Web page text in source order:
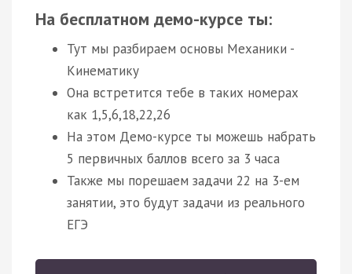
На бесплатном демо-курсе ты:
Тут мы разбираем основы Механики -
Кинематику
Она встретится тебе в таких номерах
как 1,5,6,18,22,26
На этом Демо-курсе ты можешь набрать
5 первичных баллов всего за 3 часа
Также мы порешаем задачи 22 на 3-ем
занятии, это будут задачи из реального
ЕГЭ